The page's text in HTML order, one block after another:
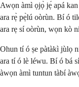
Awọn àmì ọjọ̀ jẹ́ apá
ara rẹ̀ pẹ̀lú oòrùn. Bí ó
ara rẹ sí oòrùn, wọn kò
Ohun tí ó ṣe pàtàkì jùlọ
ara tí ó lè léwu. Bí ó bá
àwọn àmì tuntun tàbí